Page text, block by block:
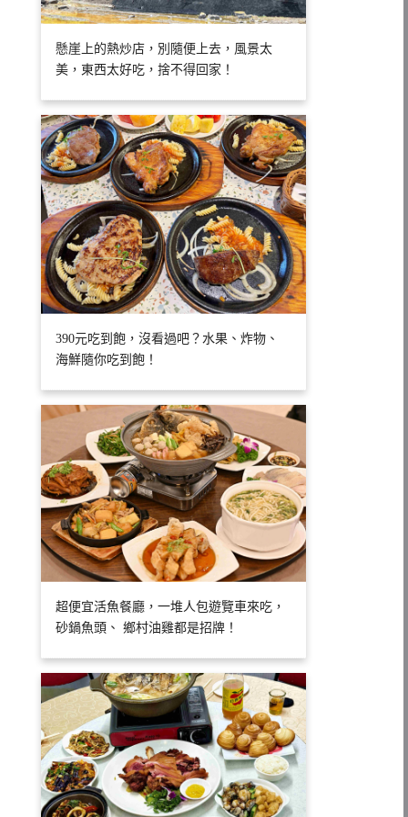
懸崖上的熱炒店，別隨便上去，風景太
美，東西太好吃，捨不得回家！
390元吃到飽，沒看過吧？水果、炸物、
海鮮隨你吃到飽！
超便宜活魚餐廳，一堆人包遊覽車來吃，
砂鍋魚頭、 鄉村油雞都是招牌！